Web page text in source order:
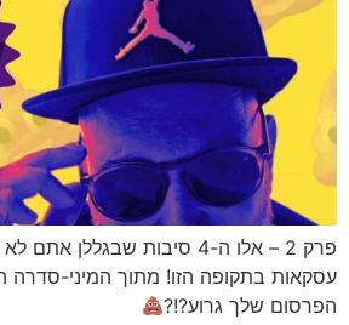
פרק 2 – אלו ה-4 סיבות שבגללן
עסקאות בתקופה הזו! מתוך המיני-
הפרסום שלך גרוע?!?